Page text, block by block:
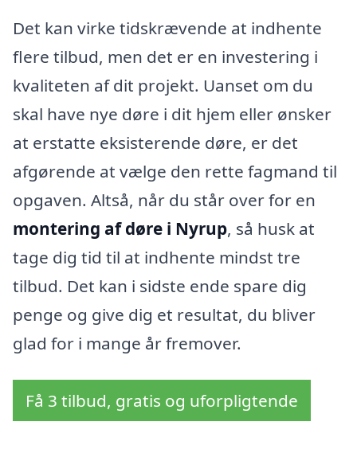
Det kan virke tidskrævende at indhente
flere tilbud, men det er en investering i
kvaliteten af dit projekt. Uanset om du
skal have nye døre i dit hjem eller ønsker
at erstatte eksisterende døre, er det
afgørende at vælge den rette fagmand til
opgaven. Altså, når du står over for en
montering af døre i Nyrup, så husk at
tage dig tid til at indhente mindst tre
tilbud. Det kan i sidste ende spare dig
penge og give dig et resultat, du bliver
glad for i mange år fremover.
Få 3 tilbud, gratis og uforpligtende